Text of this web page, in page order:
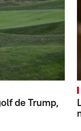
de Trump,